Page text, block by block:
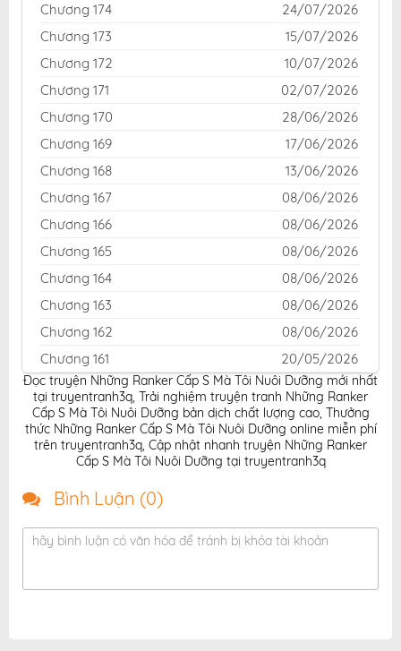
Chương 174
24/07/2026
Chương 173
15/07/2026
Chương 172
10/07/2026
Chương 171
02/07/2026
Chương 170
28/06/2026
Chương 169
17/06/2026
Chương 168
13/06/2026
Chương 167
08/06/2026
Chương 166
08/06/2026
Chương 165
08/06/2026
Chương 164
08/06/2026
Chương 163
08/06/2026
Chương 162
08/06/2026
Chương 161
20/05/2026
Chương 160
20/05/2026
Chương 159
20/05/2026
Chương 158
26/04/2026
Chương 157
26/04/2026
Chương 156
Chương 154
26/04/2026
Đọc truyện Những Ranker Cấp S Mà Tôi Nuôi Dưỡng mới nhất
tại truyentranh3q, Trải nghiệm truyện tranh Những Ranker
Cấp S Mà Tôi Nuôi Dưỡng bản dịch chất lượng cao, Thưởng
thức Những Ranker Cấp S Mà Tôi Nuôi Dưỡng online miễn phí
trên truyentranh3q, Cập nhật nhanh truyện Những Ranker
Cấp S Mà Tôi Nuôi Dưỡng tại truyentranh3q
Bình Luận (0)
hãy bình luận có văn hóa để tránh bị khóa tài khoản